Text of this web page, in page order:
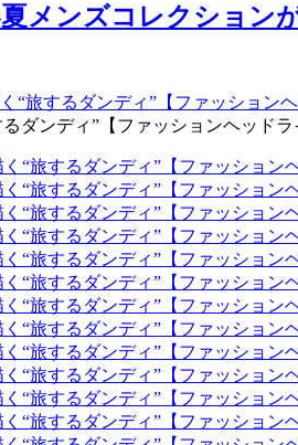
メンズコレクション
ダンディ”【ファッションヘッド